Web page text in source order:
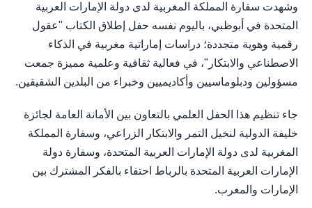
وشهدت سفارة المملكة المغربية لدى دولة الإمارات العربية
المتحدة في أبوظبي، باليوم نفسه حفل إطلاق الكتاب "عقول
رقمية وهوية متجددة؛ دراسات إماراتية مغربية في الذكاء
الاصطناعي والابتكار"، في فعالية ثقافية وعلمية مميزة جمعت
مسؤولين ودبلوماسيين وأكاديميين وخبراء من البلدين الشقيقين.
جاء تنظيم هذا الحفل العلمي بالتعاون بين الأمانة العامة لجائزة
خليفة الدولية لنخيل التمر والابتكار الزراعي، وسفارة المملكة
المغربية لدى دولة الإمارات العربية المتحدة، وسفارة دولة
الإمارات العربية المتحدة بالرباط احتفاء بالفكر المشترك بين
الإمارات والمغرب.